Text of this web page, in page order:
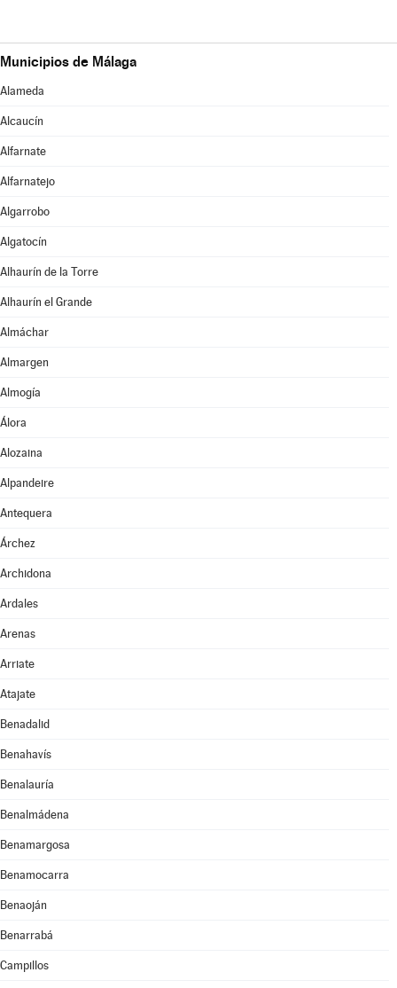
Municipios de Málaga
Alameda
Alcaucín
Alfarnate
Alfarnatejo
Algarrobo
Algatocín
Alhaurín de la Torre
Alhaurín el Grande
Almáchar
Almargen
Almogía
Álora
Alozaina
Alpandeire
Antequera
Árchez
Archidona
Ardales
Arenas
Arriate
Atajate
Benadalid
Benahavís
Benalauría
Benalmádena
Benamargosa
Benamocarra
Benaoján
Benarrabá
Campillos